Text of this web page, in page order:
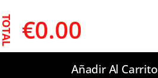
TOTAL €0.00
Añadir Al Carrito